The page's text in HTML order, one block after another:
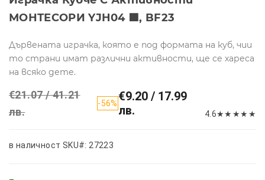
МОНТЕСОРИ YJH04 🟩, BF23
Дървената играчка, която е под формата на куб, чии
то страни имат различни активности, ще се хареса
на всяко дете.
€21.07 / 41.21
лв.
-56%€9.20 / 17.99
лв.
4.6★★ ★★ ★
в наличност SKU#: 27223